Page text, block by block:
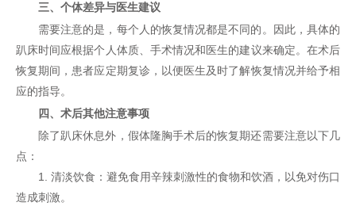
三、个体差异与医生建议
需要注意的是，每个人的恢复情况都是不同的。因此，具体的
趴床时间应根据个人体质、手术情况和医生的建议来确定。在术后
恢复期间，患者应定期复诊，以便医生及时了解恢复情况并给予相
应的指导。
四、术后其他注意事项
除了趴床休息外，假体隆胸手术后的恢复期还需要注意以下几
点：
1. 清淡饮食：避免食用辛辣刺激性的食物和饮酒，以免对伤口
造成刺激。